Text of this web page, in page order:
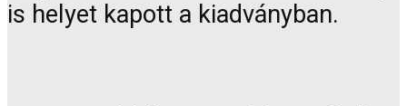
is helyet kapott a kiadványban.